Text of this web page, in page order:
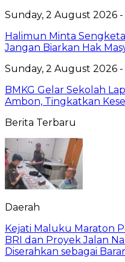
Sunday, 2 August 2026
Halimun Minta
Jangan Biarkan Hak
Sunday, 2 August 2026 -
BMKG Gelar Sekolah
Ambon, Tingkatkan
Berita Terbaru
Daerah
Kejati Maluku Maraton
BRI dan Proyek Jalan
Diserahkan sebagai